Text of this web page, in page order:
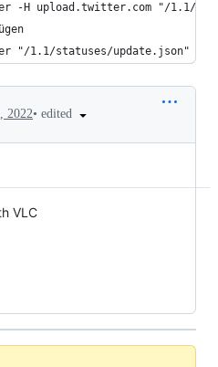
-H upload.twitter.com "/1.1/
"/1.1/statuses/update.json" -d
2022• edited
VLC